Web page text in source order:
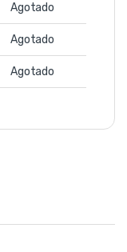
Agotado
Agotado
Agotado